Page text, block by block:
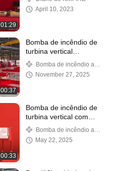
01:29
April 10, 2023
00:37
Bomba de incêndio de
turbina vertical
acionada por motor
elétrico ULFM
Bomba de incêndio a
motor elétrico
November 27, 2025
00:33
Bomba de incêndio de
turbina vertical com
motor centrífugo para
aplicação de combate a
incêndios
Bomba de incêndio a
motor elétrico
May 22, 2025